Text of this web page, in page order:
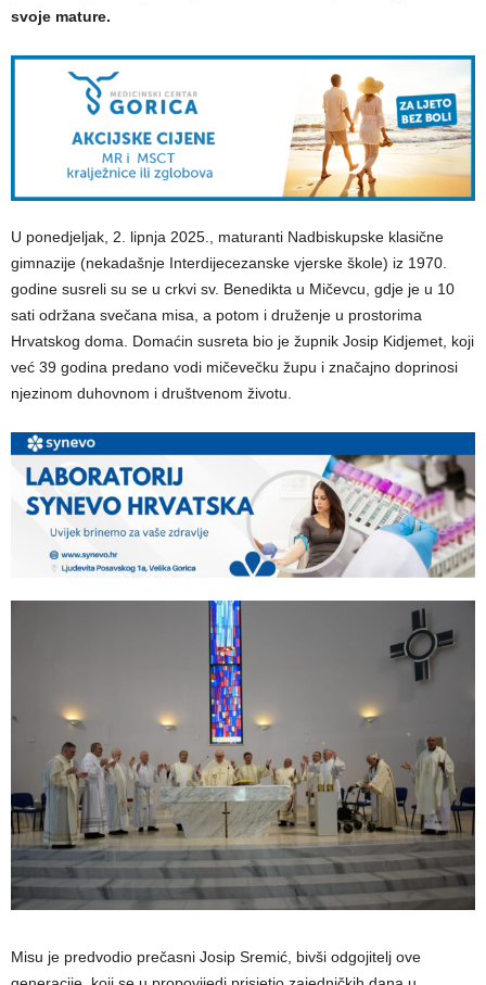
svoje mature.
U ponedjeljak, 2. lipnja 2025., maturanti Nadbiskupske klasične
gimnazije (nekadašnje Interdijecezanske vjerske škole) iz 1970.
godine susreli su se u crkvi sv. Benedikta u Mičevcu, gdje je u 10
sati održana svečana misa, a potom i druženje u prostorima
Hrvatskog doma. Domaćin susreta bio je župnik Josip Kidjemet, koji
već 39 godina predano vodi mičevečku župu i značajno doprinosi
njezinom duhovnom i društvenom životu.
Misu je predvodio prečasni Josip Sremić, bivši odgojitelj ove